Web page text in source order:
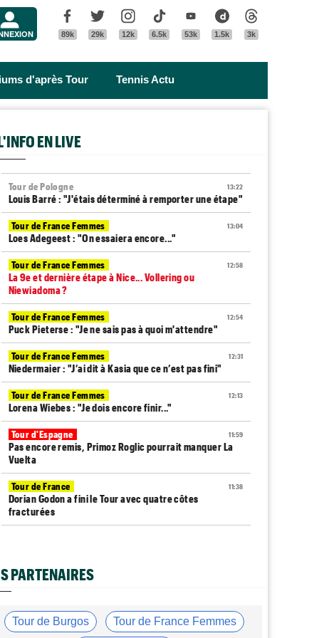
Facebook
89k
Twitter
29k
Instagram
12k
Tik Tok
6.5k
Youtube
53k
Dailymotion
1.5k 3k
d'après Tour Tennis Actu
EN LIVE
13:22
Tour de Pologne
Louis Barré : "J'étais déterminé à remporter une étape"
13:04
Tour de France Femmes
Loes Adegeest : "On essaiera encore..."
12:58
Tour de France Femmes
La 9e et dernière étape à Nice... Vollering ou
Niewiadoma ?
12:54
Tour de France Femmes
Puck Pieterse : "Je ne sais pas à quoi m'attendre"
12:31
Tour de France Femmes
Niedermaier : "J’ai dit à Kasia que ce n’est pas fini"
12:13
Tour de France Femmes
Lorena Wiebes : "Je dois encore finir..."
11:59
Tour d'Espagne
Pas encore remis, Primoz Roglic pourrait manquer La
Vuelta
11:38
Tour de France
Dorian Godon a fini le Tour avec quatre côtes
fracturées
Tour de France Femmes
cyclisme"
PARTENAIRES
Tour de Burgos Tour de France Femmes